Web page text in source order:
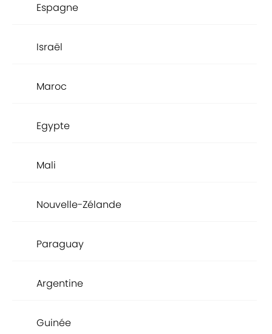
Espagne
Israël
Maroc
Egypte
Mali
Nouvelle-Zélande
Paraguay
Argentine
Guinée